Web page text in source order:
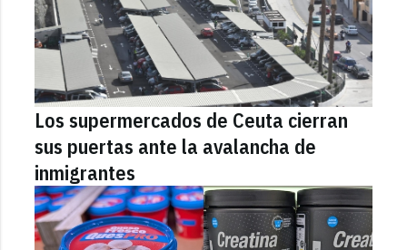
Los supermercados de Ceuta cierran
sus puertas ante la avalancha de
inmigrantes